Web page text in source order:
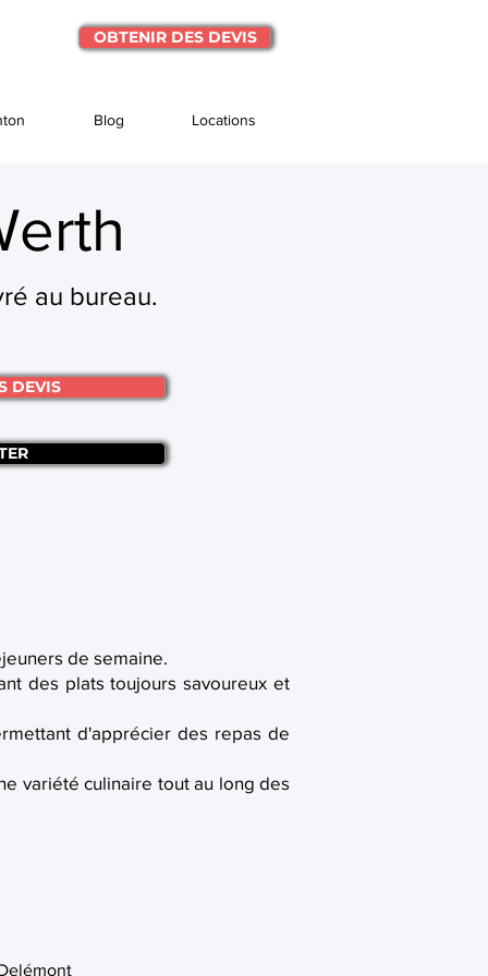
OBTENIR DES DEVIS
Blog Locations
au bureau.
DEVIS
de semaine.
des plats toujours savoureux et
d'apprécier des repas de
variété culinaire tout au long des